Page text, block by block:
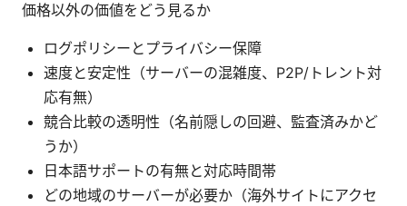
価格以外の価値をどう見るか
ログポリシーとプライバシー保障
速度と安定性（サーバーの混雑度、P2P/トレント対
応有無）
競合比較の透明性（名前隠しの回避、監査済みかど
うか）
日本語サポートの有無と対応時間帯
どの地域のサーバーが必要か（海外サイトにアクセ